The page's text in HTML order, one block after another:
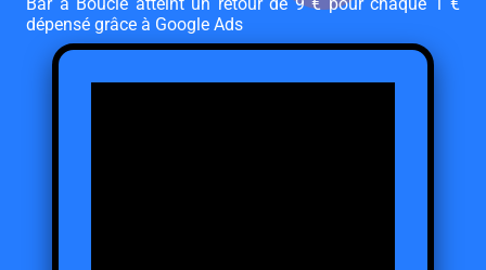
dépensé grâce à Google Ads